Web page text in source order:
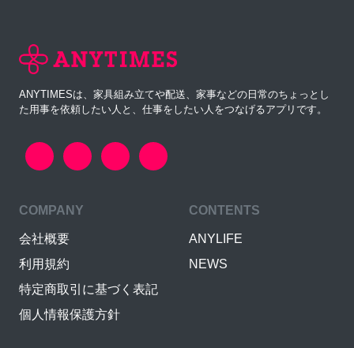
ANYTIMESは、家具組み立てや配送、家事などの日常のちょっとし
た用事を依頼したい人と、仕事をしたい人をつなげるアプリです。
COMPANY
会社概要
利用規約
特定商取引に基づく表記
個人情報保護方針
CONTENTS
ANYLIFE
NEWS